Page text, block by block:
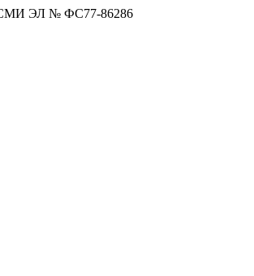
СМИ ЭЛ № ФС77-86286